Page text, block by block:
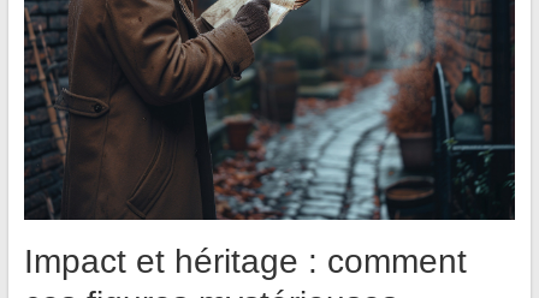
Impact et héritage : comment